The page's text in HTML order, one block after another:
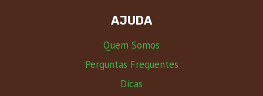
AJUDA
Quem Somos
Perguntas Frequentes
Dicas